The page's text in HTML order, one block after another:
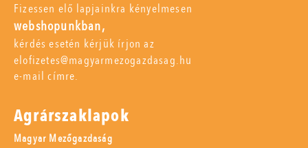
Fizessen elő lapjainkra kényelmesen
webshopunkban,
kérdés esetén kérjük írjon az
elofizetes@magyarmezogazdasag.hu
e-mail címre.
Agrárszaklapok
Magyar Mezőgazdaság